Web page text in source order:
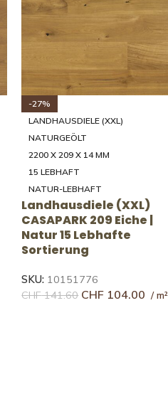
-30%
LANDHAUSDIELE (XXXL)
NATURGEÖLT EINGEFÄRBT
2800 × 260 × 11 MM
14 RUHIG
RUHIG
Landhausdiele (XXXL)
SILVERLINE EDITION Eiche |
Gold 14 Ruhige
Sortierung*
SKU: 10016954
CHF321.10 CHF 226.10